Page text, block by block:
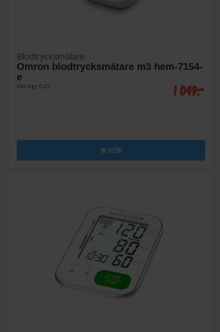
Blodtrycksmätare
Omron blodtrycksmätare m3 hem-7154-
e
Vikt (kg): 0,25 1 049:-
KÖP